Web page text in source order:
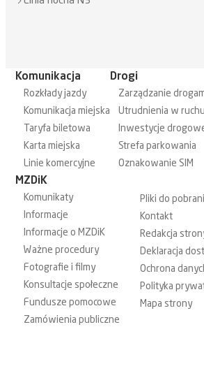
Komunikacja
Rozkłady jazdy
Komunikacja miejska
Taryfa biletowa
Karta miejska
Linie komercyjne
Drogi
Zarządzanie
Utrudnienia w ruchu
Inwestycje
Strefa parkowania
Oznakowanie SIM
MZDiK
Komunikaty
Informacje
Informacje o MZDiK
Ważne procedury
Fotografie i filmy
Konsultacje społeczne
Fundusze pomocowe
Zamówienia publiczne
Pliki do
Kontakt
Redakcja
Deklaracja
Ochrona
Polityka
Mapa strony